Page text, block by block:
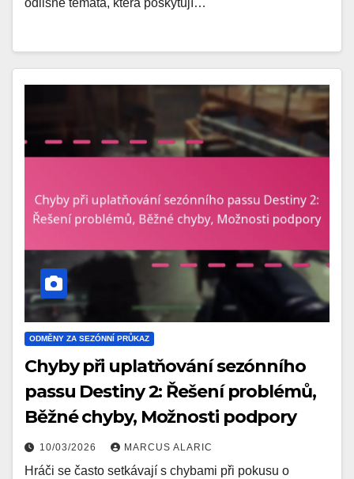
odlišné témata, která poskytují…
ODMĚNY ZA SEZÓNNÍ PRŮKAZ
Chyby při uplatňování sezónního
passu Destiny 2: Řešení problémů,
Běžné chyby, Možnosti podpory
10/03/2026 MARCUS ALARIC
Hráči se často setkávají s chybami při pokusu o